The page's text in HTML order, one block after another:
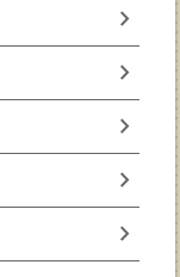
chevron_right
chevron_right
chevron_right
chevron_right
chevron_right